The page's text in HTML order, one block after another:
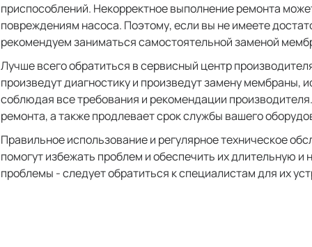
приспособлений. Некорректное выполнение ремонта
повреждениям насоса. Поэтому, если вы не имеете
рекомендуем заниматься самостоятельной заменой
Лучше всего обратиться в сервисный центр
произведут диагностику и произведут замену мембраны,
соблюдая все требования и рекомендации
ремонта, а также продлевает срок службы вашего
Правильное использование и регулярное техническое
помогут избежать проблем и обеспечить их длительную
проблемы - следует обратиться к специалистам для их